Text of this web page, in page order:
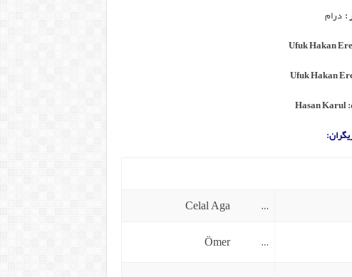
:درام
Ufuk Hakan
Ufuk Hakan
Hasan Karul
…
Celal Aga
…
Ömer